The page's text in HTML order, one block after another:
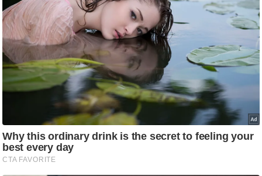
/
फै
श
न
घ
रे
स्खे
प